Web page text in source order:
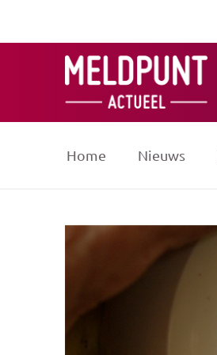
Home Nieuws